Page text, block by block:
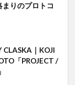
まりのプロトコ
CLASKA｜KOJI
「PROJECT /